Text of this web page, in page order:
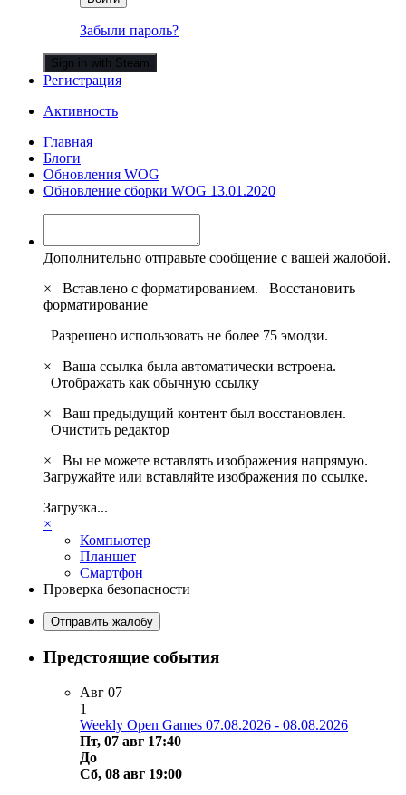
Забыли пароль?
Sign in with Steam
Регистрация
Активность
Главная
Блоги
Обновления WOG
Обновление сборки WOG 13.01.2020
Дополнительно отправьте сообщение с вашей жалобой.
×
Вставлено с форматированием. Восстановить
форматирование
Разрешено использовать не более 75 эмодзи.
×
Ваша ссылка была автоматически встроена.
Отображать как обычную ссылку
×
Ваш предыдущий контент был восстановлен.
Очистить редактор
×
Вы не можете вставлять изображения напрямую.
Загружайте или вставляйте изображения по ссылке.
Загрузка...
×
Компьютер
Планшет
Смартфон
Проверка безопасности
Отправить жалобу
Предстоящие события
Авг 07
1
Weekly Open Games 07.08.2026 - 08.08.2026
Пт, 07 авг 17:40
До
Сб, 08 авг 19:00